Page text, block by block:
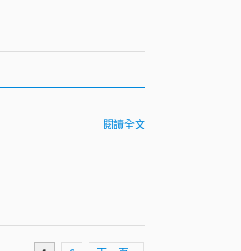
閱讀全文